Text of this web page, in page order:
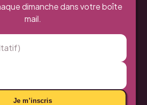
dimanche dans votre boîte
mail.
Je m’inscris